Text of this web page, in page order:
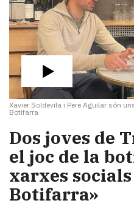
Xavier Soldevila i Pere Aguilar són
Botifarra
Dos joves de
el joc de la
xarxes
Botifarra»